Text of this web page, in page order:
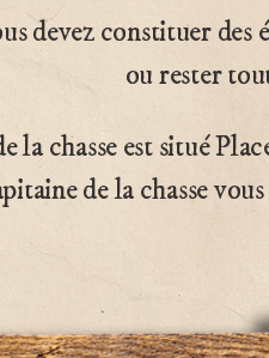
devez constituer des
ou rester
la chasse est situé
de la chasse